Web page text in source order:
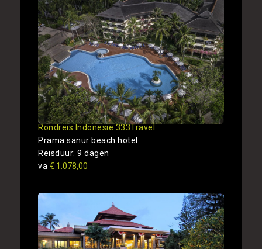
Rondreis Indonesie 333Travel
Prama sanur beach hotel
Reisduur: 9 dagen
va € 1.078,00